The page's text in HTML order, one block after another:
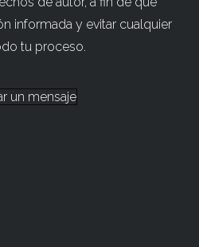
informada y evitar cualquier
tu proceso.
un mensaje